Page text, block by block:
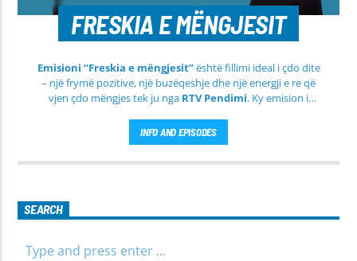
FRESKIA E MËNGJESIT
Emisioni “Freskia e mëngjesit”është fillimi ideal i çdo dite
– një frymë pozitive, një buzëqeshje dhe një energji e re që
vjen çdo mëngjes tek ju nga RTV Pendimi. Ky emision i
informues dhe më të ngrohtë, duke ju shoqëruar në orët e
para të ditës me përmbajtje të larmishme dhe të dobishme
për të gjithë familjen.
INFO AND EPISODES
SEARCH